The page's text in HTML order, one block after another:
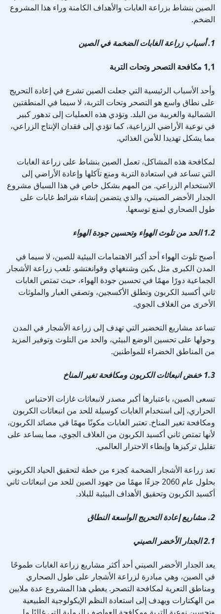
الصين بنشاط بزراعة الغابات والأهداف الكامنة وراء هذا المشروع
الضخم.
1. أسباب زراعة الغابات الضخمة في الصين
1,1 مكافحة التصحر وتحات التربة
وأحد الأسباب الرئيسية التي جعلت الصين تشرع في إعادة التحريج
على نطاق واسع هو التصحر وتحات التربة، لا سيما في المنطقتين
الشمالية والغربية من البلد. وتؤدي هذه العمليات إلى تدهور كبير
في نوعية الأراضي الزراعية، كما تؤدي إلى فقدان الإنتاج الزراعي،
مما يشكل تهديدا للأمن الغذائي.
لمكافحة هذه المشاكل، تعمل الصين بنشاط على زراعة الغابات
التي تساعد في استعادة التربة ومنع تآكلها وإعادة الأراضي إلى
الاستخدام الزراعي. من المهم بشكل خاص في هذا السياق مشروع
الجدار الأخضر الصيني، والذي يتضمن إنشاء شرائط غابات على
طول الصحاري لمنع توسعها.
1.2 الحد من تلوث الهواء وتحسين جودة الهواء
أصبح تلوث الهواء أحد أكبر الاهتمامات البيئية للصين، لا سيما في
المدن الكبرى مثل بكين وشنغهاي وقوانغتشو. تلعب زراعة الأشجار
الجماعية دورًا مهمًا في تحسين جودة الهواء، حيث تمتص الغابات
ثاني أكسيد الكربون وتطلق الأكسجين، وتصفي الغبار والملوثات
الأخرى من الغلاف الجوي.
تساعد مشاريع التخضير التي تهدف إلى زراعة الأشجار في المدن
وحولها على تحسين الوضع البيئي، والحد من التلوث وتوفير المزيد
من المناطق الخضراء للمواطنين.
1.3 خفض انبعاثات الكربون ومكافحة تغير المناخ
تسعى الصين، باعتبارها أكبر مصدر لانبعاثات غازات الاحتباس
الحراري، إلى استخدام الغابات كوسيلة للحد من انبعاثات الكربون
ومكافحة تغير المناخ. تعتبر الغابات مكونًا مهمًا في مصائد الكربون،
لأنها تمتص ثاني أكسيد الكربون من الغلاف الجوي، مما يساعد على
تقليل تركيزها وإبطاء الاحترار العالمي.
تعد زراعة الأشجار الضخمة كجزء من خطة لتحقيق الحياد الكربوني
بحلول عام 2060 جزءًا مهمًا من جهود الصين للحد من انبعاثات ثاني
أكسيد الكربون وتحقيق الأهداف البيئية للبلاد.
2. مشاريع إعادة التحريج الواسعة النطاق
2.1 الجدار الأخضر الصيني
يعد الجدار الأخضر الصيني أحد أكثر مشاريع زراعة الغابات طموحًا
في الصين، وهي مبادرة لزراعة الأشجار على طول الصحاري
ومناطق التعرية لمكافحة التصحر. يغطي هذا المشروع عدة ملايين
من الهكتارات ويهدف إلى استعادة النظم الإيكولوجية الطبيعية